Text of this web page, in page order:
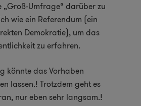
„Groß-Umfrage“ darüber zu
wie ein Referendum (ein
Demokratie), um das
zu erfahren.
könnte das Vorhaben
lassen.! Trotzdem geht es
nur eben sehr langsam.!